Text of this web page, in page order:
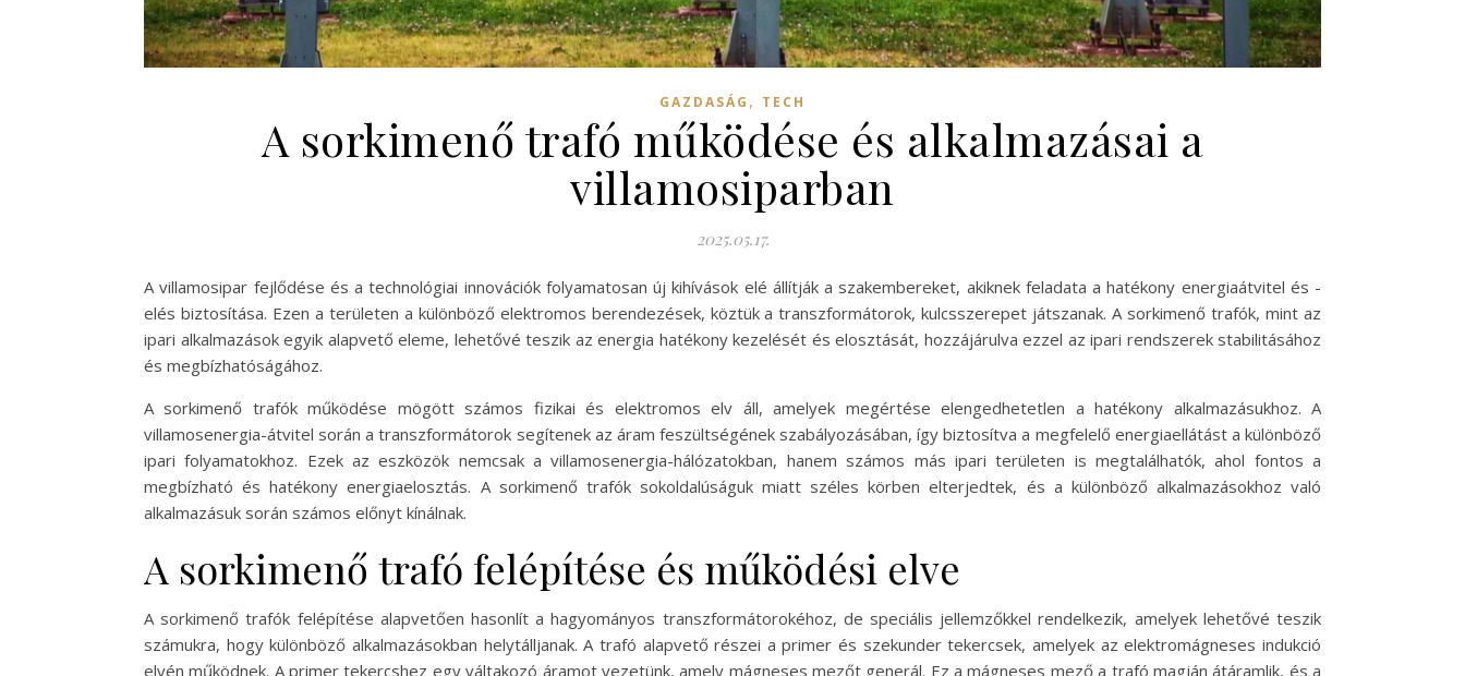
GAZDASÁG , TECH
A sorkimenő trafó működése és alkalmazásai a
villamosiparban
2025.05.17.
A villamosipar fejlődése és a technológiai innovációk folyamatosan új kihívások elé állítják a szakembereket, akiknek feladata a hatékony energiaátvitel és -
elés biztosítása. Ezen a területen a különböző elektromos berendezések, köztük a transzformátorok, kulcsszerepet játszanak. A sorkimenő trafók, mint az
ipari alkalmazások egyik alapvető eleme, lehetővé teszik az energia hatékony kezelését és elosztását, hozzájárulva ezzel az ipari rendszerek stabilitásához
és megbízhatóságához.
A sorkimenő trafók működése mögött számos fizikai és elektromos elv áll, amelyek megértése elengedhetetlen a hatékony alkalmazásukhoz. A
villamosenergia-átvitel során a transzformátorok segítenek az áram feszültségének szabályozásában, így biztosítva a megfelelő energiaellátást a különböző
ipari folyamatokhoz. Ezek az eszközök nemcsak a villamosenergia-hálózatokban, hanem számos más ipari területen is megtalálhatók, ahol fontos a
megbízható és hatékony energiaelosztás. A sorkimenő trafók sokoldalúságuk miatt széles körben elterjedtek, és a különböző alkalmazásokhoz való
alkalmazásuk során számos előnyt kínálnak.
A sorkimenő trafó felépítése és működési elve
A sorkimenő trafók felépítése alapvetően hasonlít a hagyományos transzformátorokéhoz, de speciális jellemzőkkel rendelkezik, amelyek lehetővé teszik
számukra, hogy különböző alkalmazásokban helytálljanak. A trafó alapvető részei a primer és szekunder tekercsek, amelyek az elektromágneses indukció
elvén működnek. A primer tekercshez egy váltakozó áramot vezetünk, amely mágneses mezőt generál. Ez a mágneses mező a trafó magján átáramlik, és a